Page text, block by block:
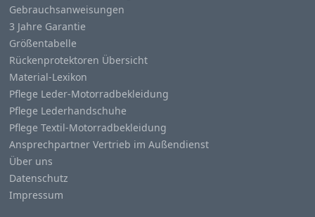
Gebrauchsanweisungen
3 Jahre Garantie
Größentabelle
Rückenprotektoren Übersicht
Material-Lexikon
Pflege Leder-Motorradbekleidung
Pflege Lederhandschuhe
Pflege Textil-Motorradbekleidung
Ansprechpartner Vertrieb im Außendienst
Über uns
Datenschutz
Impressum